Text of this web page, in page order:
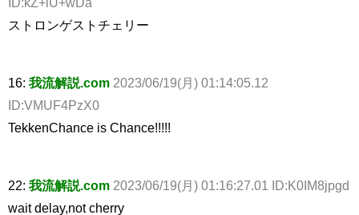
ストロンゲストチェリー
16: 我流解説.com 2023/06/19(月) 01:14:05.12
ID:VMUF4PzX0
TekkenChance is Chance!!!!!
22: 我流解説.com 2023/06/19(月) 01:16:27.01 ID:K0IM8jpgd
wait delay,not cherry